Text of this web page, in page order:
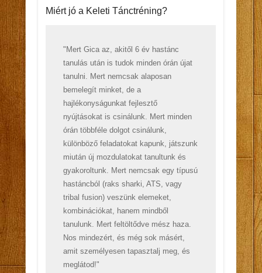
Miért jó a Keleti Tánctréning?
"Mert Gica az, akitől 6 év hastánc
tanulás után is tudok minden órán újat
tanulni. Mert nemcsak alaposan
bemelegít minket, de a
hajlékonyságunkat fejlesztő
nyújtásokat is csinálunk. Mert minden
órán többféle dolgot csinálunk,
különböző feladatokat kapunk, játszunk
miután új mozdulatokat tanultunk és
gyakoroltunk. Mert nemcsak egy típusú
hastáncból (raks sharki, ATS, vagy
tribal fusion) veszünk elemeket,
kombinációkat, hanem mindből
tanulunk. Mert feltöltődve mész haza.
Nos mindezért, és még sok másért,
amit személyesen tapasztalj meg, és
meglátod!"